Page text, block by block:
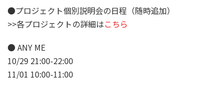
●プロジェクト個別説明会の日程（随時追加）
>>各プロジェクトの詳細はこちら
● ANY ME
10/29 21:00-22:00
11/01 10:00-11:00